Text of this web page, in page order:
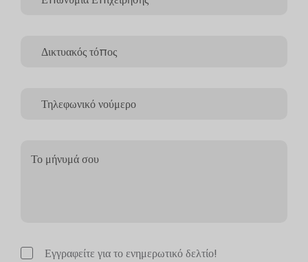
Εγγραφείτε για το ενημερωτικό δελτίο!